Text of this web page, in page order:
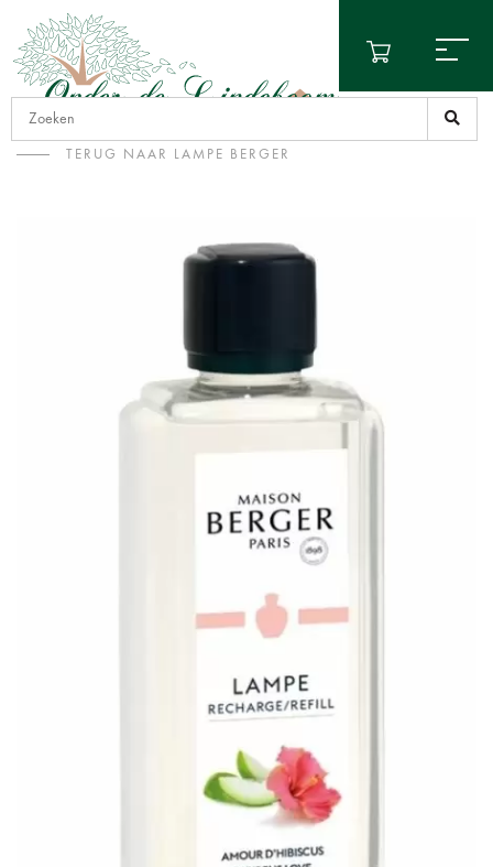
TERUG NAAR LAMPE BERGER